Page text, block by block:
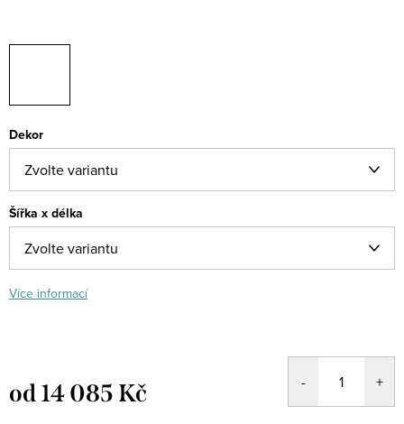
Dekor
Šířka x délka
Více informací
od14 085 Kč